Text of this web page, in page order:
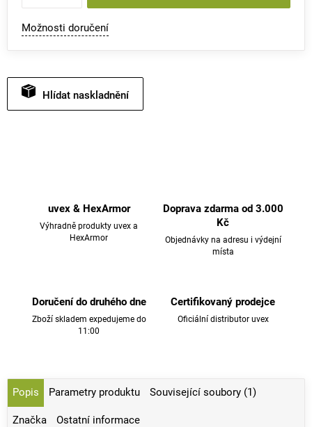
Možnosti doručení
Hlídat
uvex & HexArmor
Výhradně produkty uvex a
HexArmor
Doprava zdarma od 3.000
Kč
Objednávky na adresu i výdejní
místa
Doručení do druhého dne
Zboží skladem expedujeme do
11:00
Certifikovaný prodejce
Oficiální distributor uvex
Popis Parametry produktu Související soubory (1)
Značka Ostatní informace